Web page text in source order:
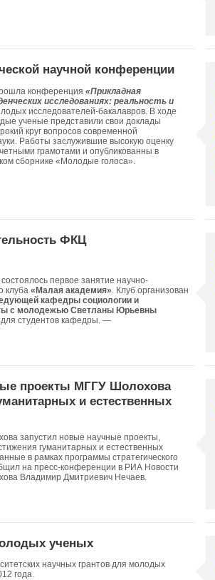
научной конференции
конференция «Прикладная
исследованиях: реальность и
исследователей-бакалавров. В ходе
ученые представили свои доклады
круг вопросов современной
Работы заслужившие высокую оценку
грамотами и опубликованны в
сборнике «Молодые голоса».
ФКЦ
первое занятие научно-
клуба «Малая академия» . Клуб организован
кафедры социологии и
с молодежью Светланы Юрьевны
студентов кафедры. —
проекты МГГУ Шолохова
и естественных
запустил новые научные проекты,
гуманитарных и естественных
в рамках программы стратегического
на пресс-конференции в РИА Новости
Владимир Дмитриевич Нечаев.
ученых
научных грантов для молодых
года.